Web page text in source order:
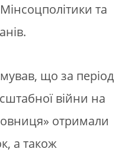
та
що за період
війни на
отримали
а також